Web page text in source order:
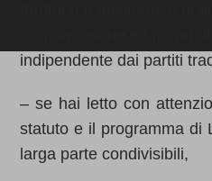
indipendente dai partiti
– se hai letto con
statuto e il programma di
larga parte condivisibili,